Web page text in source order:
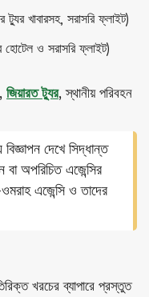
খাবারসহ, সরাসরি ফ্লাইট)
ও সরাসরি ফ্লাইট)
, জিয়ারত ট্যুর, স্থানীয় পরিবহন
দেখে সিদ্ধান্ত
অপরিচিত এজেন্সির
এজেন্সি ও তাদের
খরচের ব্যাপারে প্রস্তুত